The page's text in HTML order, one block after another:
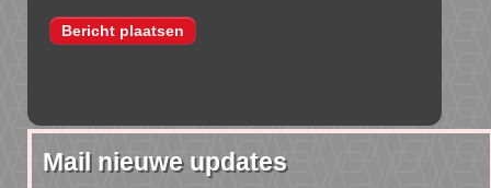
Mail nieuwe updates